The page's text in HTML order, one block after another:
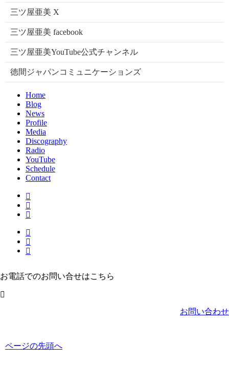
三ツ屋亜美 X
三ツ屋亜美 facebook
三ツ屋亜美YouTube公式チャンネル
徳間ジャパンコミュニケーションズ
Home
Blog
News
Profile
Media
Discography
Radio
YouTube
Schedule
Contact
お電話でのお問い合せはこちら
お問い合わせ
ページの先頭へ